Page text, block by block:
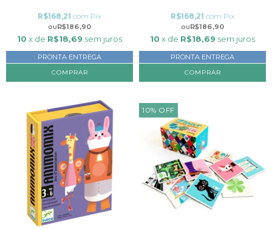
R$186,90
R$168,21 com Pix
10 x de R$18,69 sem juros
PRONTA ENTREGA
R$186,90
R$168,21 com Pix
10 x de R$18,69 sem juros
PRONTA ENTREGA
10% OFF